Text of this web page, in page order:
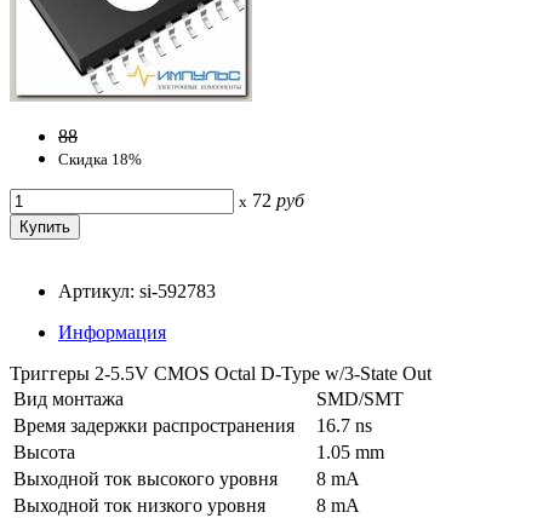
88
Скидка 18%
x 72 руб
Артикул: si-592783
Информация
Триггеры 2-5.5V CMOS Octal D-Type w/3-State Out
Вид монтажа
SMD/SMT
Время задержки распространения
16.7 ns
Высота
1.05 mm
Выходной ток высокого уровня
8 mA
Выходной ток низкого уровня
8 mA